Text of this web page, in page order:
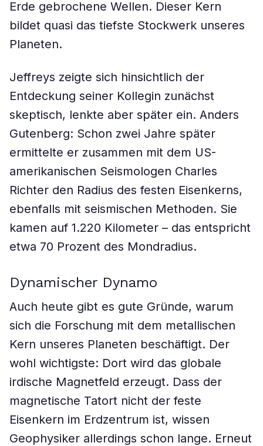
Erde gebrochene Wellen. Dieser Kern
bildet quasi das tiefste Stockwerk unseres
Planeten.
Jeffreys zeigte sich hinsichtlich der
Entdeckung seiner Kollegin zunächst
skeptisch, lenkte aber später ein. Anders
Gutenberg: Schon zwei Jahre später
ermittelte er zusammen mit dem US-
amerikanischen Seismologen Charles
Richter den Radius des festen Eisenkerns,
ebenfalls mit seismischen Methoden. Sie
kamen auf 1.220 Kilometer – das entspricht
etwa 70 Prozent des Mondradius.
Dynamischer Dynamo
Auch heute gibt es gute Gründe, warum
sich die Forschung mit dem metallischen
Kern unseres Planeten beschäftigt. Der
wohl wichtigste: Dort wird das globale
irdische Magnetfeld erzeugt. Dass der
magnetische Tatort nicht der feste
Eisenkern im Erdzentrum ist, wissen
Geophysiker allerdings schon lange. Erneut